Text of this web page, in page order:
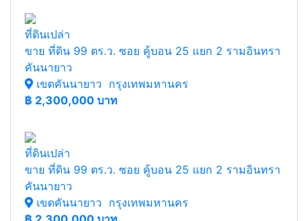
ที่ดินเปล่า
ขาย ที่ดิน 99 ตร.ว. ซอย คู้บอน 25 แยก 2 รามอินทรา
คันนายาว
เขตคันนายาว กรุงเทพมหานคร
฿ 2,300,000 บาท
ที่ดินเปล่า
ขาย ที่ดิน 99 ตร.ว. ซอย คู้บอน 25 แยก 2 รามอินทรา
คันนายาว
เขตคันนายาว กรุงเทพมหานคร